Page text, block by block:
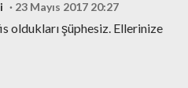
23 Mayıs 2017 20:27
oldukları şüphesiz. Ellerinize